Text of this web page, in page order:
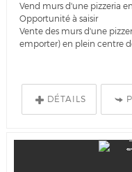
Vend murs d'une pizzeria
Opportunité à saisir
Vente des murs d'une
emporter) en plein centre
DÉTAILS